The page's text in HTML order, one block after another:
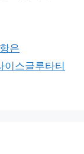
은
스글루타티